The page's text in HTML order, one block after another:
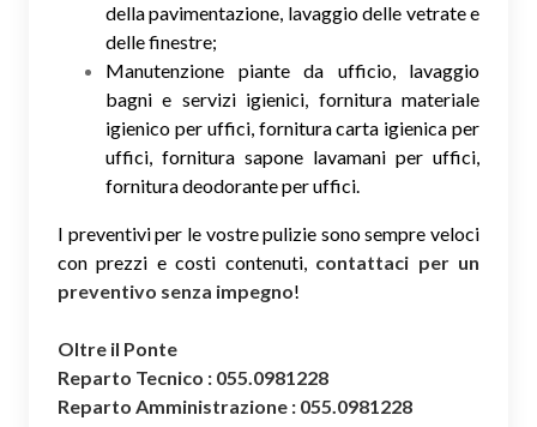
della pavimentazione, lavaggio delle vetrate e
delle finestre;
Manutenzione piante da ufficio, lavaggio
bagni e servizi igienici, fornitura materiale
igienico per uffici, fornitura carta igienica per
uffici, fornitura sapone lavamani per uffici,
fornitura deodorante per uffici.
I preventivi per le vostre pulizie sono sempre veloci
con prezzi e costi contenuti, contattaci per un
preventivo senza impegno!
Oltre il Ponte
Reparto Tecnico : 055.0981228
Reparto Amministrazione : 055.0981228